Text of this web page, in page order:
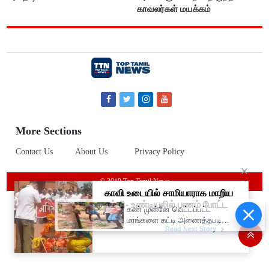
காவலர்கள் மயக்கம்
More Sections
Contact Us About Us Privacy Policy
© 2019 Top Tamil News
கண் முன்னே வெட்டப்பட்ட
மரங்களை கட்டி அணைத்தபடி
கதறி அழுத பெண்- வீடியோ